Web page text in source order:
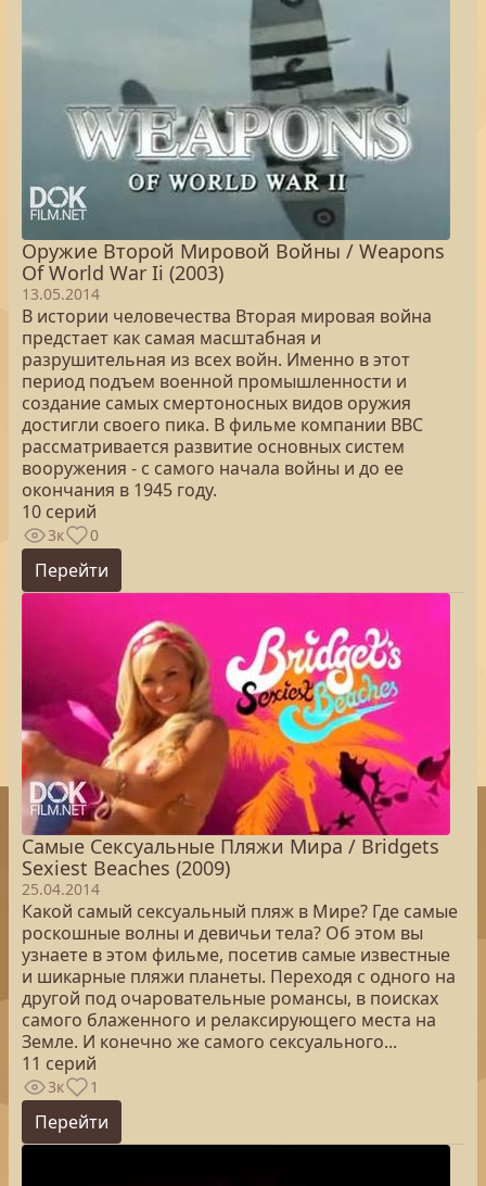
Оружие Второй Мировой Войны / Weapons
Of World War Ii (2003)
13.05.2014
В истории человечества Вторая мировая война
предстает как самая масштабная и
разрушительная из всех войн. Именно в этот
период подъем военной промышленности и
создание самых смертоносных видов оружия
достигли своего пика. В фильме компании ВВС
рассматривается развитие основных систем
вооружения - с самого начала войны и до ее
окончания в 1945 году.
10 серий
3к 0
Перейти
Самые Сексуальные Пляжи Мира / Bridgets
Sexiest Beaches (2009)
25.04.2014
Какой самый сексуальный пляж в Мире? Где самые
роскошные волны и девичьи тела? Об этом вы
узнаете в этом фильме, посетив самые известные
и шикарные пляжи планеты. Переходя с одного на
другой под очаровательные романсы, в поисках
самого блаженного и релаксирующего места на
Земле. И конечно же самого сексуального...
11 серий
3к 1
Перейти